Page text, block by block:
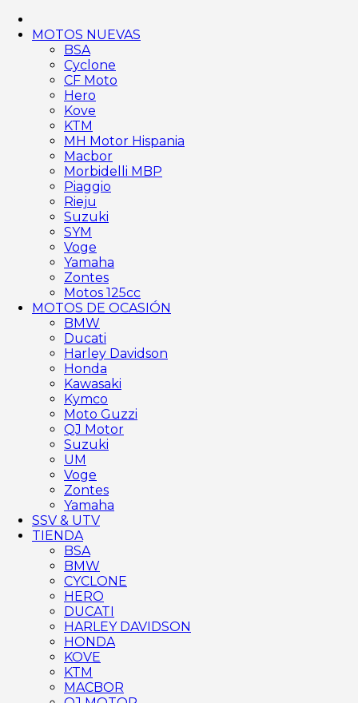
MOTOS NUEVAS
BSA
Cyclone
CF Moto
Hero
Kove
KTM
MH Motor Hispania
Macbor
Morbidelli MBP
Piaggio
Rieju
Suzuki
SYM
Voge
Yamaha
Zontes
Motos 125cc
MOTOS DE OCASIÓN
BMW
Ducati
Harley Davidson
Honda
Kawasaki
Kymco
Moto Guzzi
QJ Motor
Suzuki
UM
Voge
Zontes
Yamaha
SSV & UTV
TIENDA
BSA
BMW
CYCLONE
HERO
DUCATI
HARLEY DAVIDSON
HONDA
KOVE
KTM
MACBOR